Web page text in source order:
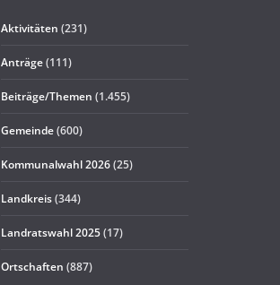
Aktivitäten (231)
Anträge(111)
Beiträge/Themen (1.455)
Gemeinde(600)
Kommunalwahl 2026(25)
Landkreis(344)
Landratswahl 2025(17)
Ortschaften (887)